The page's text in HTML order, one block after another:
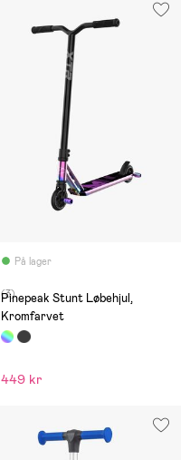
På lager
(3)
Pinepeak Stunt Løbehjul,
Kromfarvet
449 kr